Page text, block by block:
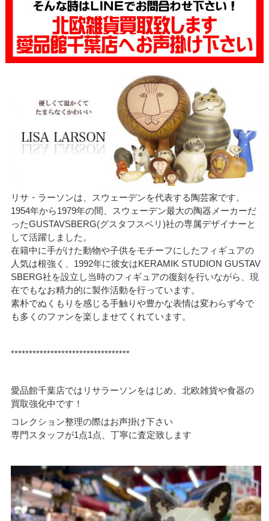
リサ・ラーソンは、スウェーデンを代表する陶芸家です。
1954年から1979年の間、スウェーデン最大の陶器メーカーだ
ったGUSTAVSBERG(グスタフスベリ)社の専属デザイナーと
して活躍しました。
在籍中に手がけた動物や子供をモチーフにしたフィギュアの
人気は根強く、1992年に彼女はKERAMIK STUDION GUSTAV
SBERG社を設立し当時のフィギュアの復刻を行いながら、現
在でもなお精力的に製作活動を行っています。
素朴でぬくもりを感じる手触りや豊かな表情は変わらず今で
も多くのファンを楽しませてくれています。
*********************************
愛品館千葉店ではリサラーソンをはじめ、北欧雑貨や食器の
買取強化中です！
コレクション整理の際はお声掛け下さい
専門スタッフが1点1点、丁寧に査定致します